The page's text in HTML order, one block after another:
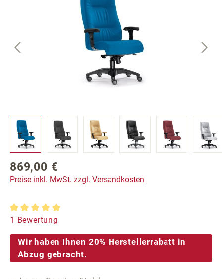
Regulärer Preis:
869,00 €
Preise inkl. MwSt. zzgl. Versandkosten
Durchschnittliche Bewertung von 5 von 5 Sternen
1 Bewertung
Wir haben Ihnen 20% Herstellerrabatt in
Abzug gebracht.